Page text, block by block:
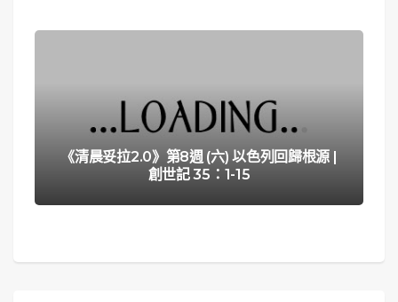
《清晨妥拉2.0》第8週 (六) 以色列回歸根源 |
創世記 35：1-15